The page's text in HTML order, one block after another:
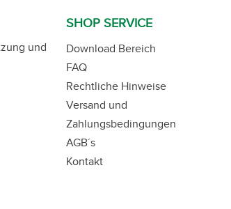
und
SHOP SERVICE
Download Bereich
FAQ
Rechtliche Hinweise
Versand und
Zahlungsbedingungen
AGB´s
Kontakt